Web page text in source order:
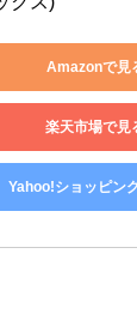
Amazonで見
楽天市場で見
Yahoo!ショッピン